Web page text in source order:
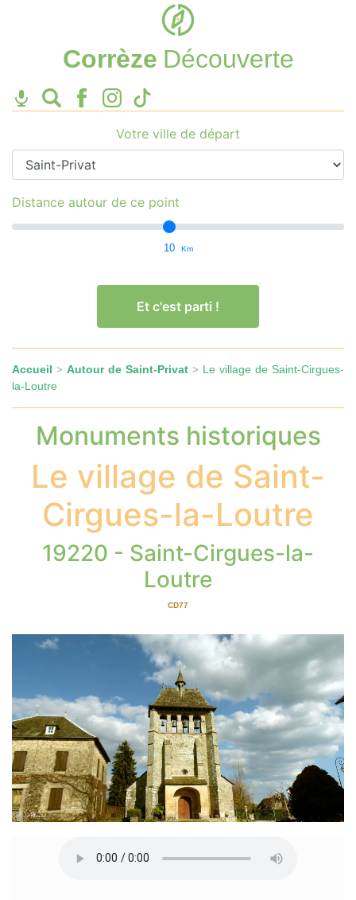
Corrèze Découverte
Votre ville de départ
Distance autour de ce point
10 Km
Et c'est parti !
Accueil > Autour de Saint-Privat > Le village de Saint-Cirgues-
la-Loutre
Monuments historiques
Le village de Saint-
Cirgues-la-Loutre
19220 - Saint-Cirgues-la-
Loutre
CD77